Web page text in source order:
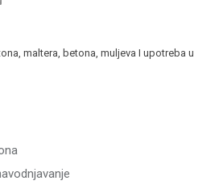
maltera, betona, muljeva I upotreba u